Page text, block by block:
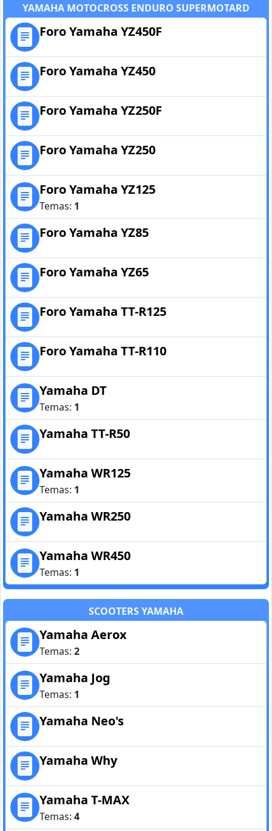
YAMAHA MOTOCROSS ENDURO SUPERMOTARD
Foro Yamaha YZ450F
Foro Yamaha YZ450
Foro Yamaha YZ250F
Foro Yamaha YZ250
Foro Yamaha YZ125
Temas: 1
Foro Yamaha YZ85
Foro Yamaha YZ65
Foro Yamaha TT-R125
Foro Yamaha TT-R110
Yamaha DT
Temas: 1
Yamaha TT-R50
Yamaha WR125
Temas: 1
Yamaha WR250
Yamaha WR450
Temas: 1
SCOOTERS YAMAHA
Yamaha Aerox
Temas: 2
Yamaha Jog
Temas: 1
Yamaha Neo's
Yamaha Why
Yamaha T-MAX
Temas: 4